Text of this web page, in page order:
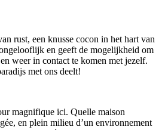
rust, een knusse cocon in het hart van
en geeft de mogelijkheid om
weer in contact te komen met jezelf.
met ons deelt!
magnifique ici. Quelle maison
en plein milieu d’un environnement